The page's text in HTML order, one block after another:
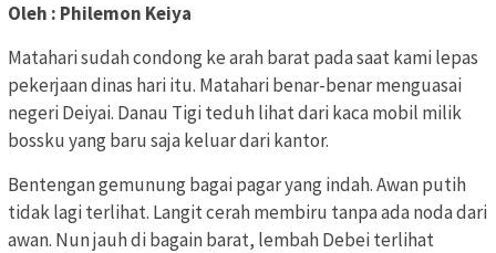
Oleh : Philemon Keiya
Matahari sudah condong ke arah barat pada saat kami lepas
pekerjaan dinas hari itu. Matahari benar-benar menguasai
negeri Deiyai. Danau Tigi teduh lihat dari kaca mobil milik
bossku yang baru saja keluar dari kantor.
Bentengan gemunung bagai pagar yang indah. Awan putih
tidak lagi terlihat. Langit cerah membiru tanpa ada noda dari
awan. Nun jauh di bagain barat, lembah Debei terlihat